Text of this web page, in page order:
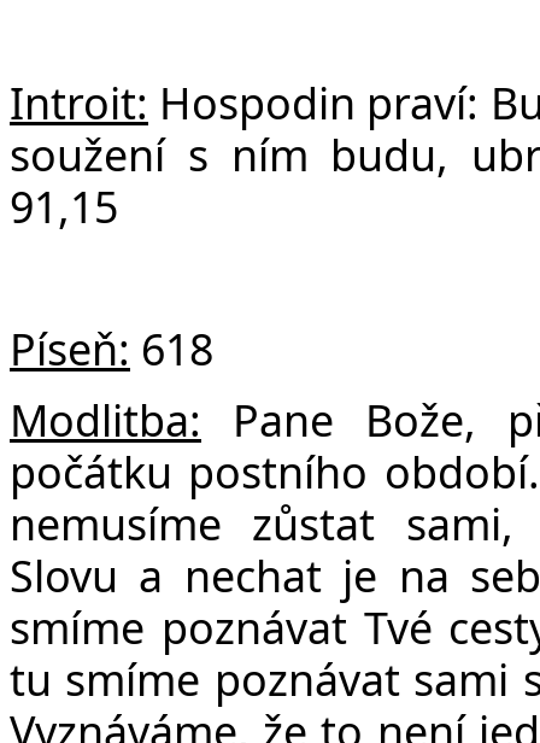
Introit: Hospodin praví:
soužení s ním budu,
91,15
Píseň: 618
Modlitba:
Pane Bože,
počátku postního
nemusíme zůstat
Slovu a nechat je na
smíme poznávat Tvé
tu smíme poznávat sami
Vyznáváme, že to není